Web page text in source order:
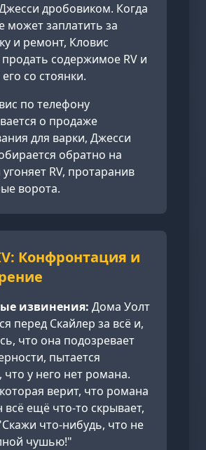
дробовиком. Когда
может заплатить за
и ремонт, Кловис
содержимое RV и
со стоянки.
по телефону
о продаже
для варки, Джесси
обратно на
угоняет RV, протаранив
ворота.
Конфронтация и
извинения: Дома Уолт
перед Скайлер за всё и,
что она подозревает
пытается
что у него нет романа.
верит, что романа
всё ещё что-то скрывает,
что-нибудь, что не
чушью!"